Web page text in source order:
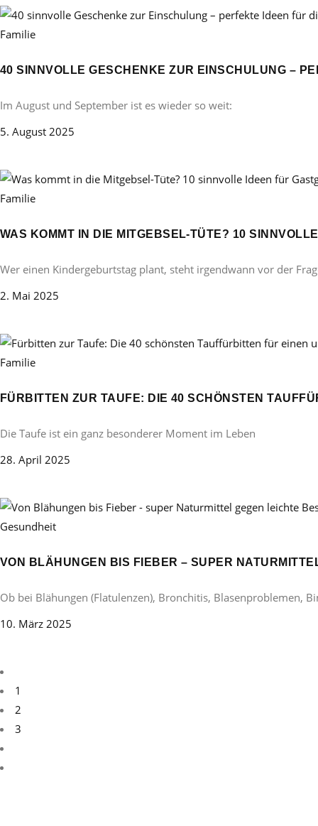
Familie
40 SINNVOLLE GESCHENKE ZUR EINSCHULUNG –
Im August und September ist es wieder so weit:
5. August 2025
Familie
WAS KOMMT IN DIE MITGEBSEL-TÜTE? 10
Wer einen Kindergeburtstag plant, steht irgendwann vor der
2. Mai 2025
Familie
FÜRBITTEN ZUR TAUFE: DIE 40 SCHÖNSTEN
Die Taufe ist ein ganz besonderer Moment im Leben
28. April 2025
Gesundheit
VON BLÄHUNGEN BIS FIEBER – SUPER
Ob bei Blähungen (Flatulenzen), Bronchitis, Blasenproblemen,
10. März 2025
1
2
3